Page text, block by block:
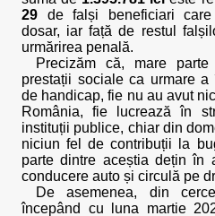
29 de falși beneficiari
dosar, iar față de restul
urmărirea penală.
Precizăm că, mare
prestații sociale ca urmare
de handicap, fie nu au avut
România, fie lucrează în
instituții publice, chiar din
niciun fel de contribuții la
parte dintre aceștia dețin în
conducere auto și circulă pe
De asemenea, din
începând cu luna martie